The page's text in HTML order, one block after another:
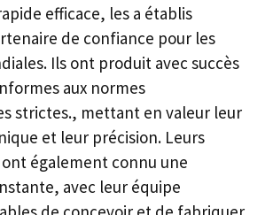
efficace, les a établis
de confiance pour les
Ils ont produit avec succès
aux normes
strictes., mettant en valeur leur
et leur précision. Leurs
ont également connu une
avec leur équipe